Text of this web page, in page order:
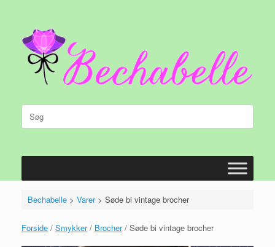
Søg
efter:
Bechabelle> Varer> Søde bi vintage brocher
Forside / Smykker/ Brocher/ Søde bi vintage brocher